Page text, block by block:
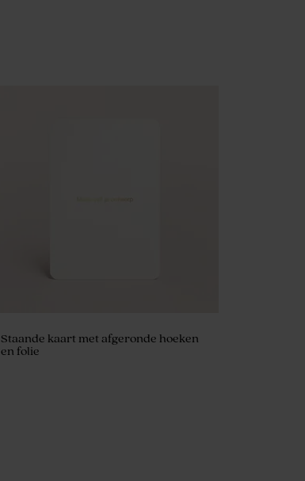
Staande kaart met afgeronde hoeken
en folie